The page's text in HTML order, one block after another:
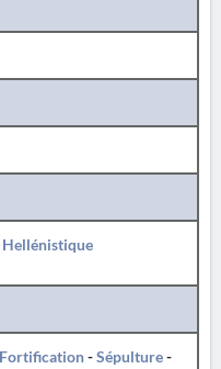
Hellénistique
Fortification-Sépulture-